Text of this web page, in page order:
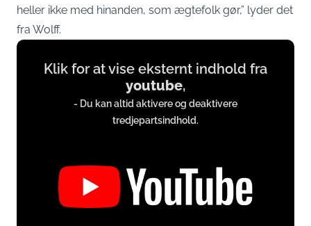
heller ikke med hinanden, som ægtefolk gør,” lyder det
fra Wolff.
Display
content
www.youtube.com
Klik for at vise eksternt indhold fra
youtube,
- Du kan altid aktivere og deaktivere
tredjepartsindhold.